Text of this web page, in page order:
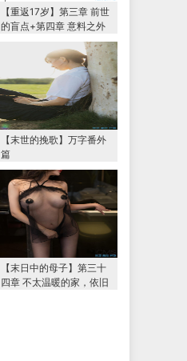
【重返17岁】第三章 前世
的盲点+第四章 意料之外
的相认+番外篇（本文为女
主第一视角，两万字更
【末世的挽歌】万字番外
篇
【末日中的母子】第三十
四章 不太温暖的家，依旧